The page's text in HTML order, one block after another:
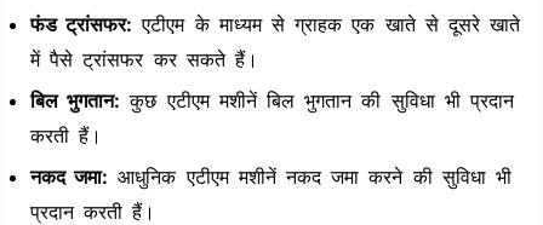
फंड ट्रांसफर: एटीएम के माध्यम से ग्राहक एक खाते से दूसरे खाते
में पैसे ट्रांसफर कर सकते हैं।
बिल भुगतान: कुछ एटीएम मशीनें बिल भुगतान की सुविधा भी प्रदान
करती हैं।
नकद जमा: आधुनिक एटीएम मशीनें नकद जमा करने की सुविधा भी
प्रदान करती हैं।